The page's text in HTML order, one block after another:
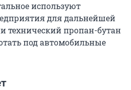
используют
для дальнейшей
технический пропан-бутан
под автомобильные